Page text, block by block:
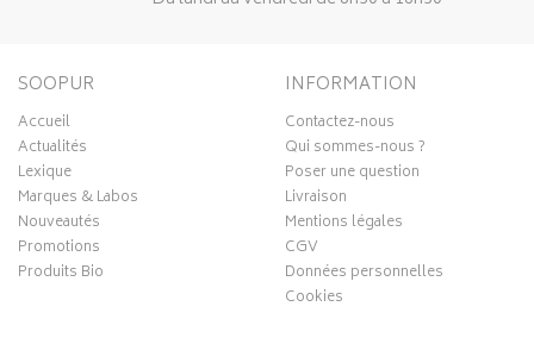
SOOPUR
Accueil
Actualités
Lexique
Marques & Labos
Nouveautés
Promotions
Produits Bio
INFORMATION
Contactez-nous
Qui sommes-nous ?
Poser une question
Livraison
Mentions légales
CGV
Données personnelles
Cookies